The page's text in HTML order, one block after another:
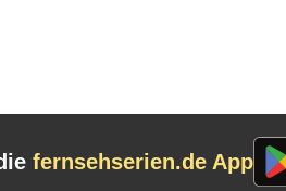
fernsehserien.de App